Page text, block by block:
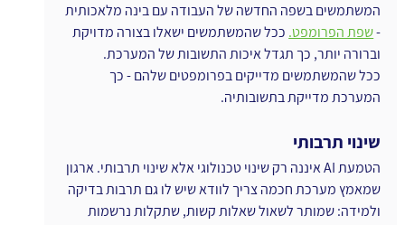
המשתמשים בשפה החדשה של העבודה עם בינה מלאכותית
- שפת הפרומפט. ככל שהמשתמשים ישאלו בצורה מדויקת
וברורה יותר, כך תגדל איכות התשובות של המערכת.
ככל שהמשתמשים מדייקים בפרומפטים שלהם - כך
המערכת מדייקת בתשובותיה.
שינוי תרבותי
הטמעת AI איננה רק שינוי טכנולוגי אלא שינוי תרבותי. ארגון
שמאמץ מערכת חכמה צריך לוודא שיש לו גם תרבות בדיקה
ולמידה: שמותר לשאול שאלות קשות, שתקלות נרשמות